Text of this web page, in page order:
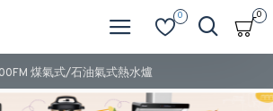
0 0
煤氣式/石油氣式熱水爐